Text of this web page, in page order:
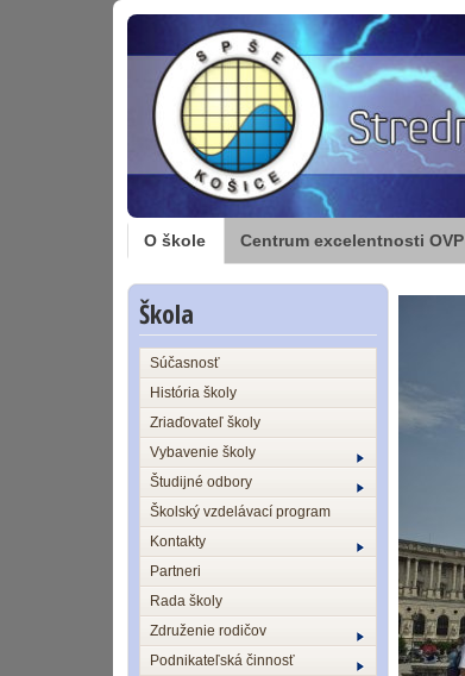
O škole Centrum excelentnosti OVP
Škola
Súčasnosť
História školy
Zriaďovateľ školy
Vybavenie školy
Študijné odbory
Školský vzdelávací program
Kontakty
Partneri
Rada školy
Združenie rodičov
Podnikateľská činnosť